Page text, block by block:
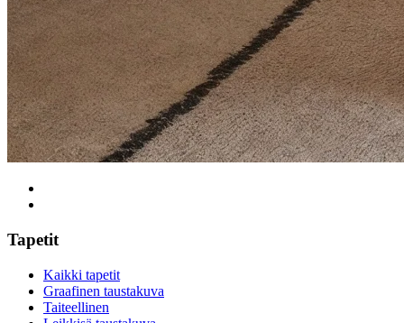
Tapetit
Kaikki tapetit
Graafinen taustakuva
Taiteellinen